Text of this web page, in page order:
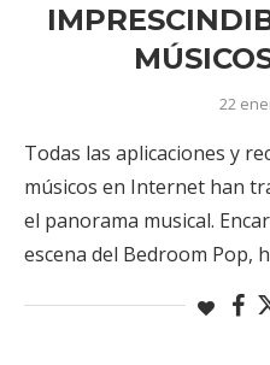
22
Todas las aplicaciones y
músicos en Internet han
el panorama musical.
escena del Bedroom Pop,